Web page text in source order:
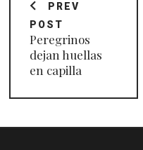
de
entradas
PREV
POST
Peregrinos
dejan huellas
en capilla